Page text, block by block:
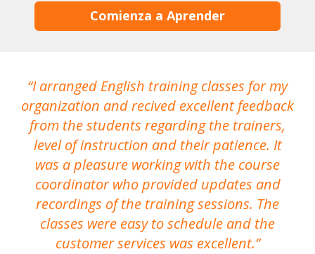
Comienza a Aprender
I arranged English training classes for my
organization and recived excellent feedback
from the students regarding the trainers,
level of instruction and their patience. It
was a pleasure working with the course
coordinator who provided updates and
recordings of the training sessions. The
classes were easy to schedule and the
customer services was excellent.